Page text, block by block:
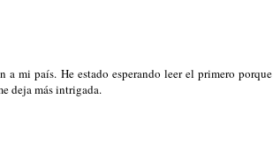
mi país. He estado esperando leer el primero porque
deja más intrigada.